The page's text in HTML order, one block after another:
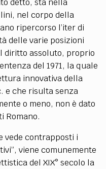
detto, sta nella
nel corpo della
ripercorso l’iter di
delle varie posizioni
diritto assoluto, proprio
del 1971, la quale
innovativa della
e che risulta senza
o meno, non è dato
Romano.
vede contrapposti i
viene comunemente
del XIX° secolo la